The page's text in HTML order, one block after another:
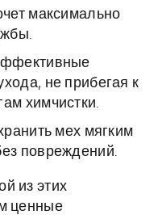
максимально
не прибегая к
химчистки.
мех мягким
повреждений.
из этих
ценные